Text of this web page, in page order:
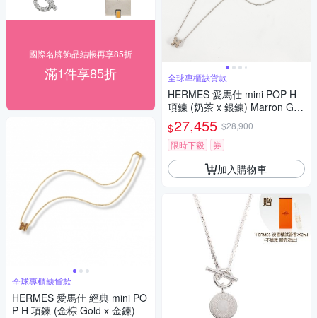
國際名牌飾品結帳再享85折
滿1件享85折
全球專櫃缺貨款
HERMES 愛馬仕 經典 mini PO
P H 項鍊 (金棕 Gold x 金鍊)
全球專櫃缺貨款
HERMES 愛馬仕 mini POP H
項鍊 (奶茶 x 銀鍊) Marron Gla
ce
$27,455 $28,900
限時下殺
券
加入購物車